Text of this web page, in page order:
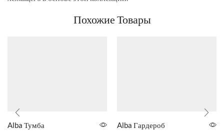
Похожие Товары
Alba Тумба Alba Гардероб